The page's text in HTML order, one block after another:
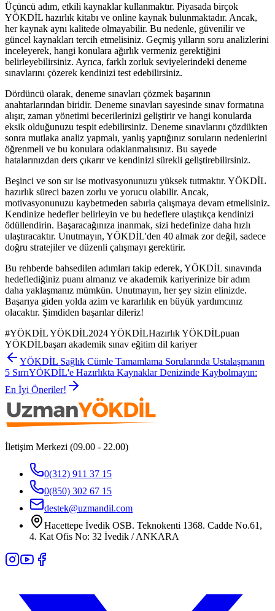
Üçüncü adım, etkili kaynaklar kullanmaktır. Piyasada birçok
YÖKDİL hazırlık kitabı ve online kaynak bulunmaktadır. Ancak,
her kaynak aynı kalitede olmayabilir. Bu nedenle, güvenilir ve
güncel kaynakları tercih etmelisiniz. Geçmiş yılların soru analizlerini
inceleyerek, hangi konulara ağırlık vermeniz gerektiğini
belirleyebilirsiniz. Ayrıca, farklı zorluk seviyelerindeki deneme
sınavlarını çözerek kendinizi test edebilirsiniz.
Dördüncü olarak, deneme sınavları çözmek başarının
anahtarlarından biridir. Deneme sınavları sayesinde sınav formatına
alışır, zaman yönetimi becerilerinizi geliştirir ve hangi konularda
eksik olduğunuzu tespit edebilirsiniz. Deneme sınavlarını çözdükten
sonra mutlaka analiz yapmalı, yanlış yaptığınız soruların nedenlerini
öğrenmeli ve bu konulara odaklanmalısınız. Bu sayede
hatalarınızdan ders çıkarır ve kendinizi sürekli geliştirebilirsiniz.
Beşinci ve son sır ise motivasyonunuzu yüksek tutmaktır. YÖKDİL
hazırlık süreci bazen zorlu ve yorucu olabilir. Ancak,
motivasyonunuzu kaybetmeden sabırla çalışmaya devam etmelisiniz.
Kendinize hedefler belirleyin ve bu hedeflere ulaştıkça kendinizi
ödüllendirin. Başaracağınıza inanmak, sizi hedefinize daha hızlı
ulaştıracaktır. Unutmayın, YÖKDİL'den 40 almak zor değil, sadece
doğru stratejiler ve düzenli çalışmayı gerektirir.
Bu rehberde bahsedilen adımları takip ederek, YÖKDİL sınavında
hedeflediğiniz puanı almanız ve akademik kariyerinize bir adım
daha yaklaşmanız mümkün. Unutmayın, her şey sizin elinizde.
Başarıya giden yolda azim ve kararlılık en büyük yardımcınız
olacaktır. Şimdiden başarılar dileriz!
#YÖKDİL YÖKDİL2024 YÖKDİLHazırlık YÖKDİLpuan
YÖKDİLbaşarı akademik sınav eğitim dil kariyer
YÖKDİL Sağlık Cümle Tamamlama Sorularında Ustalaşmanın
5 SırrıYÖKDİL'e Hazırlıkta Kaynaklar Denizinde Kaybolmayın:
En İyi Öneriler!
İletişim Merkezi (09.00 - 22.00)
0(312) 911 37 15
0(850) 302 67 15
destek@uzmandil.com
Hacettepe İvedik OSB. Teknokenti 1368. Cadde No.61,
4. Kat Ofis No: 32 İvedik / ANKARA